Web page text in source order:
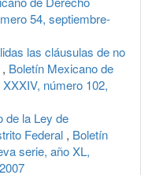
54, septiembre-
las cláusulas de no
, Boletín Mexicano de
número 102,
de la Ley de
Federal , Boletín
serie, año XL,